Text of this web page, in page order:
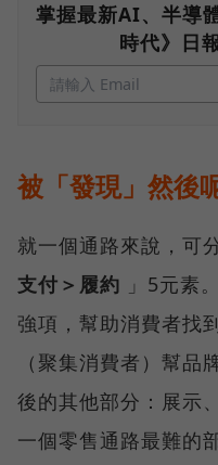
掌握最新AI、半導
時代》日
被「發現」然後
就一個通路來說，可
支付＞履約 」5元素
強項，幫助消費者找
（聚集消費者）幫品
後的其他部分：展示
一個零售通路最難的